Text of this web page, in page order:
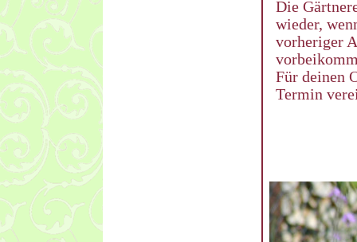
Die
wieder,
vorheriger
Für deinen
Termin